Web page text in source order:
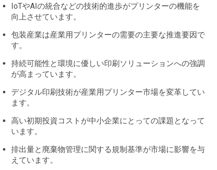
IoTやAIの統合などの技術的進歩がプリンターの機能を
向上させています。
包装産業は産業用プリンターの需要の主要な推進要因で
す。
持続可能性と環境に優しい印刷ソリューションへの強調
が高まっています。
デジタル印刷技術が産業用プリンター市場を変革してい
ます。
高い初期投資コストが中小企業にとっての課題となって
います。
排出量と廃棄物管理に関する規制基準が市場に影響を与
えています。